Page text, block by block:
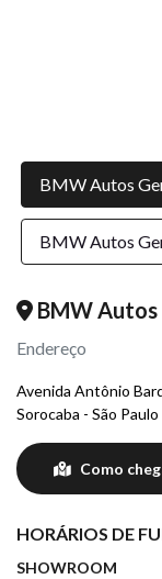
BMW Autos
BMW Autos
BMW Autos
Endereço
Avenida Antônio
Sorocaba - São Paulo
Como
HORÁRIOS DE
SHOWROOM